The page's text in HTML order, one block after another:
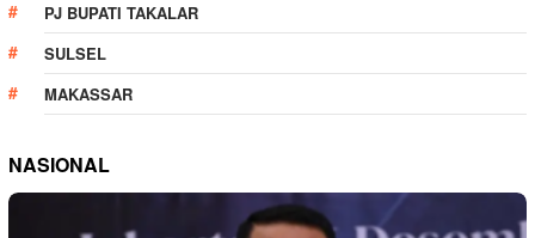
PJ BUPATI TAKALAR
SULSEL
MAKASSAR
NASIONAL